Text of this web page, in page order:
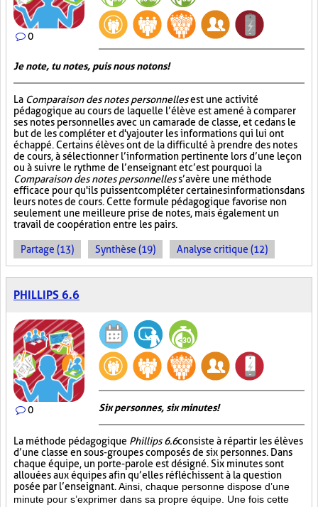
0
Je note, tu notes, puis nous notons!
La Comparaison des notes personnellesest une activité
pédagogique au cours de laquelle l’élève est amené à comparer
ses notes personnelles avec un camarade de classe, et ce dans le
but de les compléter et d'y ajouter les informations qui lui ont
échappé. Certains élèves ont de la difficulté à prendre des notes
de cours, à sélectionner l’information pertinente lors d’une leçon
ou à suivre le rythme de l’enseignant et c’est pourquoi la
Comparaison des notes personnelless’avère une méthode
efficace pour qu'ils puissent compléter certaines informations dans
leurs notes de cours. Cette formule pédagogique favorise non
seulement une meilleure prise de notes, mais également un
travail de coopération entre les pairs.
Partage (13) Synthèse (19) Analyse critique (12)
PHILLIPS 6.6
0 Six personnes, six minutes!
La méthode pédagogique Phillips 6.6consiste à répartir les élèves
d’une classe en sous-groupes composés de six personnes. Dans
chaque équipe, un porte-parole est désigné. Six minutes sont
allouées aux équipes afin qu’elles réfléchissent à la question
posée par l’enseignant. Ainsi, chaque personne dispose d’une
minute pour s’exprimer dans sa propre équipe. Une fois cette